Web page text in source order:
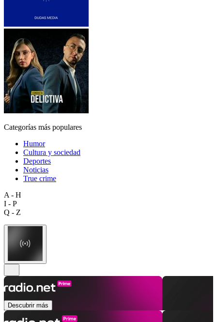
Categorías más populares
Humor
Cultura y sociedad
Deportes
Noticias
True crime
A - H
I - P
Q - Z
Descubrir más